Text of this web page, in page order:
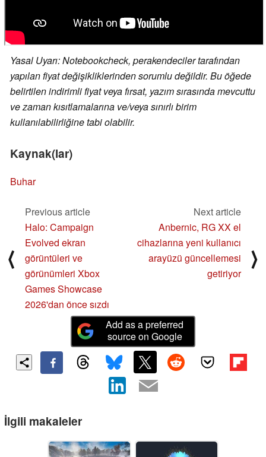
Yasal Uyarı: Notebookcheck, perakendeciler tarafından
yapılan fiyat değişikliklerinden sorumlu değildir. Bu öğede
belirtilen indirimli fiyat veya fırsat, yazım sırasında mevcuttu
ve zaman kısıtlamalarına ve/veya sınırlı birim
kullanılabilirliğine tabi olabilir.
Kaynak(lar)
Buhar
⟨
Previous article
Halo: Campaign
Evolved ekran
görüntüleri ve
görünümleri Xbox
Games Showcase
2026'dan önce sızdı
Next article
Anbernic, RG XX el
cihazlarına yeni kullanıcı
arayüzü güncellemesi
getiriyor
⟩
Add as a preferred
source on Google
İlgili makaleler